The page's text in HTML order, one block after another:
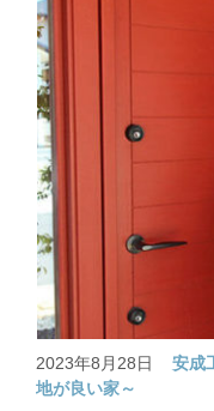
2023年8月28日 安成
地が良い家～